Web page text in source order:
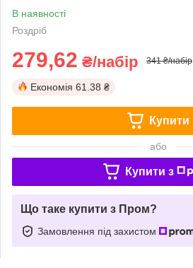
В наявності
Роздріб
279,62 ₴/набір 341 ₴/набір
Економія 61.38 ₴
Купити
або
Купити з
Що таке купити з Пром?
Замовлення під захистом